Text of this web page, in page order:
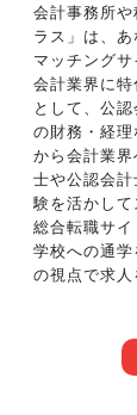
会計事務所
ラス」は、
マッチングサ
会計業界に
として、公
の財務・経
から会計業
士や公認会
験を活かして
総合転職サ
学校への通
の視点で求人